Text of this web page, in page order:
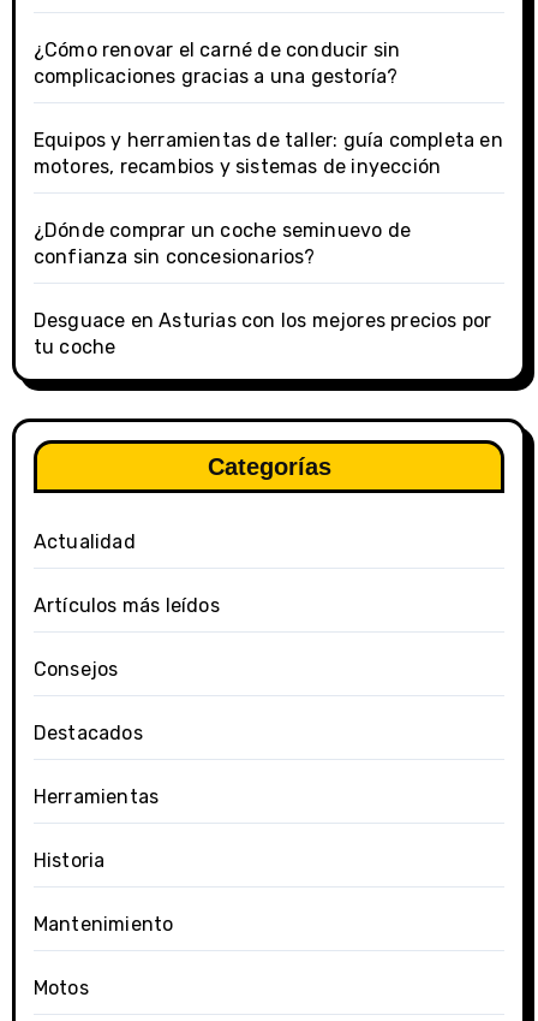
¿Cómo renovar el carné de conducir sin
complicaciones gracias a una gestoría?
Equipos y herramientas de taller: guía completa en
motores, recambios y sistemas de inyección
¿Dónde comprar un coche seminuevo de
confianza sin concesionarios?
Desguace en Asturias con los mejores precios por
tu coche
Categorías
Actualidad
Artículos más leídos
Consejos
Destacados
Herramientas
Historia
Mantenimiento
Motos